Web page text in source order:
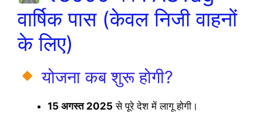
वार्षिक पास (केवल निजी वाहनों
के लिए)
योजना कब शुरू होगी?
15 अगस्त 2025 से पूरे देश में लागू होगी।